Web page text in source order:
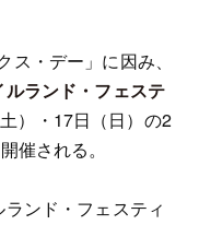
・デー」に因み、
ルランド・フェステ
）・17日（日）の2
催される。
ンド・フェスティ